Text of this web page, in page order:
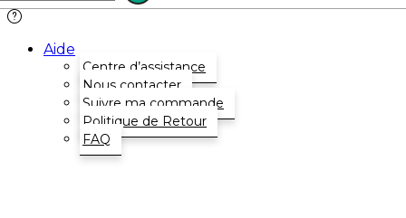
Aide
Centre d’assistance
Nous contacter
Suivre ma commande
Politique de Retour
FAQ